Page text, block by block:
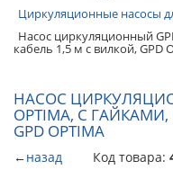
Циркуляционные насосы
Насос циркуляционный
кабель 1,5 м с вилкой, GPD
НАСОС
OPTIMA, С
GPD OPTIMA
←назад Код товара: